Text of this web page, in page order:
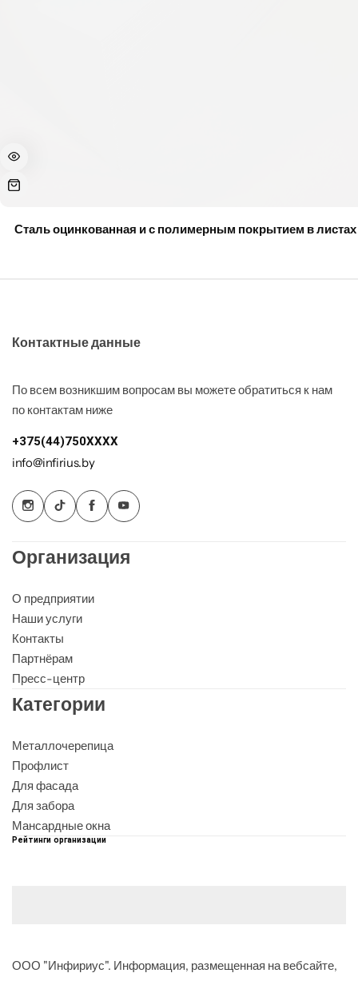
Сталь оцинкованная и с полимерным покрытием в листах
Контактные данные
По всем возникшим вопросам вы можете обратиться к нам
по контактам ниже
+375(44)750XXXX
info@infirius.by
Организация
О предприятии
Наши услуги
Контакты
Партнёрам
Пресс-центр
Категории
Металлочерепица
Профлист
Для фасада
Для забора
Мансардные окна
Рейтинги организации
ООО "Инфириус". Информация, размещенная на вебсайте,